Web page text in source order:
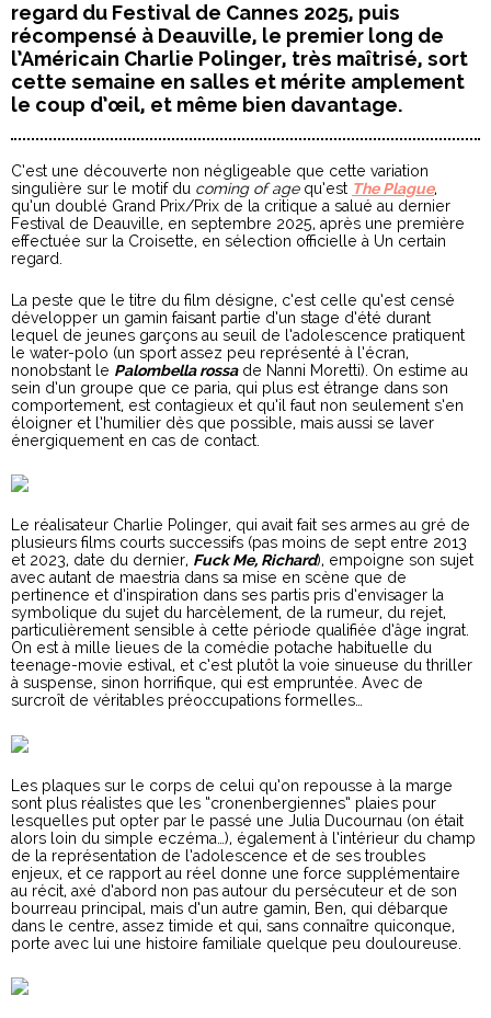
regard du Festival de Cannes 2025, puis
récompensé à Deauville, le premier long de
l’Américain Charlie Polinger, très maîtrisé, sort
cette semaine en salles et mérite amplement
le coup d’œil, et même bien davantage.
C’est une découverte non négligeable que cette variation
singulière sur le motif du coming of agequ’est The Plague,
qu’un doublé Grand Prix/Prix de la critique a salué au dernier
Festival de Deauville, en septembre 2025, après une première
effectuée sur la Croisette, en sélection officielle à Un certain
regard.
La peste que le titre du film désigne, c’est celle qu’est censé
développer un gamin faisant partie d’un stage d’été durant
lequel de jeunes garçons au seuil de l’adolescence pratiquent
le water-polo (un sport assez peu représenté à l’écran,
nonobstant le Palombella rossade Nanni Moretti). On estime au
sein d’un groupe que ce paria, qui plus est étrange dans son
comportement, est contagieux et qu’il faut non seulement s’en
éloigner et l’humilier dès que possible, mais aussi se laver
énergiquement en cas de contact.
Le réalisateur Charlie Polinger, qui avait fait ses armes au gré de
plusieurs films courts successifs (pas moins de sept entre 2013
et 2023, date du dernier, Fuck Me, Richard), empoigne son sujet
avec autant de maestria dans sa mise en scène que de
pertinence et d’inspiration dans ses partis pris d’envisager la
symbolique du sujet du harcèlement, de la rumeur, du rejet,
particulièrement sensible à cette période qualifiée d’âge ingrat.
On est à mille lieues de la comédie potache habituelle du
teenage-movie estival, et c’est plutôt la voie sinueuse du thriller
à suspense, sinon horrifique, qui est empruntée. Avec de
surcroît de véritables préoccupations formelles…
Les plaques sur le corps de celui qu’on repousse à la marge
sont plus réalistes que les “cronenbergiennes” plaies pour
lesquelles put opter par le passé une Julia Ducournau (on était
alors loin du simple eczéma…), également à l’intérieur du champ
de la représentation de l’adolescence et de ses troubles
enjeux, et ce rapport au réel donne une force supplémentaire
au récit, axé d’abord non pas autour du persécuteur et de son
bourreau principal, mais d’un autre gamin, Ben, qui débarque
dans le centre, assez timide et qui, sans connaître quiconque,
porte avec lui une histoire familiale quelque peu douloureuse.